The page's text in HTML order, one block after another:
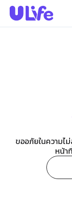
ขออภัยในความไ
หน้า